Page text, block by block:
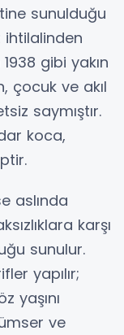
sunulduğu
ihtilalinden
gibi yakın
çocuk ve akıl
saymıştır.
koca,
aslında
karşı
sunulur.
yapılır;
yaşını
ve